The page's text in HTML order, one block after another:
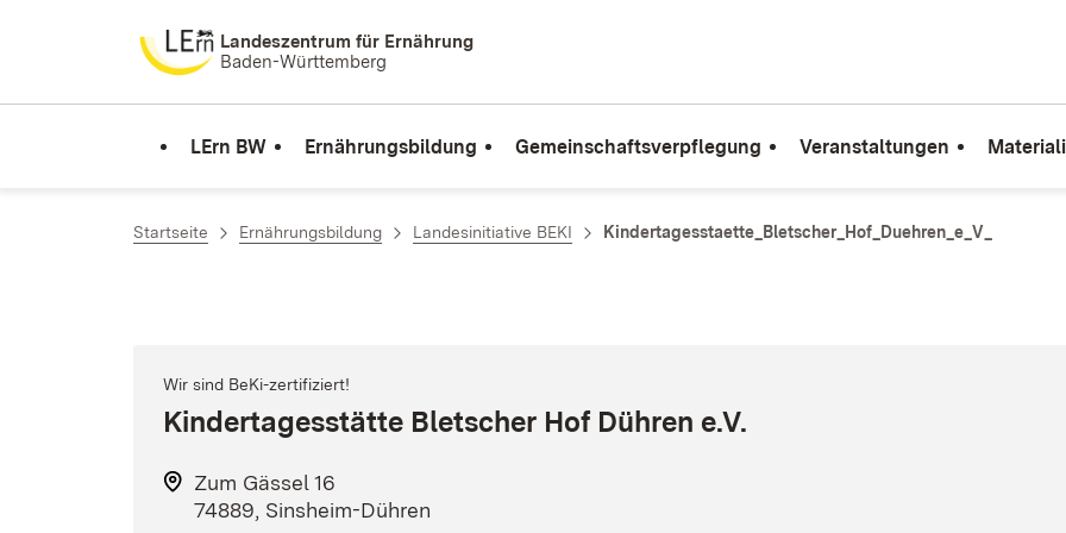
Zum Inhalt springenLandeszentrum für Ernährung
Baden-Württemberg
LErn BW Ernährungsbildung Gemeinschaftsverpflegung Veranstaltungen
Startseite Ernährungsbildung Landesinitiative BEKI Kindertagesstaette_Bletscher_Hof_Duehren_e_V_
Wir sind BeKi-zertifiziert!
Kindertagesstätte Bletscher Hof Dühren e.V.
Zum Gässel 16
74889, Sinsheim-Dühren